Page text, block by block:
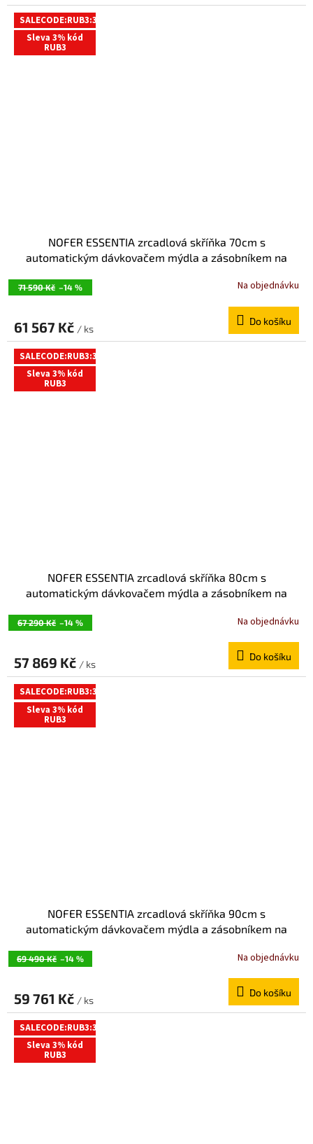
SALECODE:RUB3:3:%
Sleva 3% kód
RUB3
71 590 Kč –14 %
NOFER ESSENTIA zrcadlová skříňka 70cm s
automatickým dávkovačem mýdla a zásobníkem na
Na objednávku
61 567 Kč / ks
Do košíku
SALECODE:RUB3:3:%
Sleva 3% kód
RUB3
67 290 Kč –14 %
NOFER ESSENTIA zrcadlová skříňka 80cm s
automatickým dávkovačem mýdla a zásobníkem na
Na objednávku
57 869 Kč / ks
Do košíku
SALECODE:RUB3:3:%
Sleva 3% kód
RUB3
69 490 Kč –14 %
NOFER ESSENTIA zrcadlová skříňka 90cm s
automatickým dávkovačem mýdla a zásobníkem na
Na objednávku
59 761 Kč / ks
Do košíku
SALECODE:RUB3:3:%
Sleva 3% kód
RUB3